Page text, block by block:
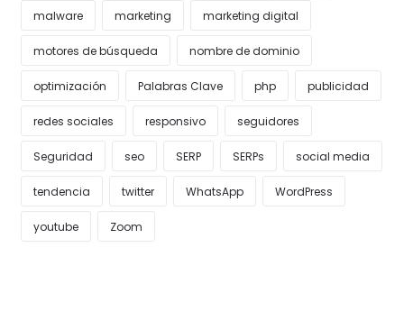
malware marketing marketing digital
motores de búsqueda nombre de dominio
optimización Palabras Clave php publicidad
redes sociales responsivo seguidores
Seguridad seo SERP SERPs social media
tendencia twitter WhatsApp WordPress
youtube Zoom